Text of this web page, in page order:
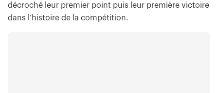
décroché leur premier point puis leur première victoire
dans l’histoire de la compétition.